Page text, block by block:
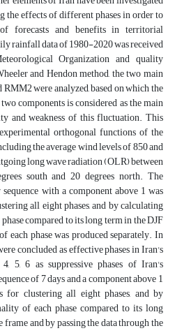
effects of different phases in order to
forecasts and benefits in territorial
rainfall data of 1980-2020 was received
Organization and quality
and Hendon method, the two main
were analyzed, based on which the
components is considered as the main
and weakness of this fluctuation. This
orthogonal functions of the
the average wind levels of 850 and
long wave radiation (OLR) between
south and 20 degrees north. The
with a component above 1 was
all eight phases, and by calculating
compared to its long term in the DJF
each phase was produced separately. In
concluded as effective phases in Iran's
5, 6 as suppressive phases of Iran's
of 7 days and a component above 1
for clustering all eight phases, and by
of each phase compared to its long
and by passing the data through the